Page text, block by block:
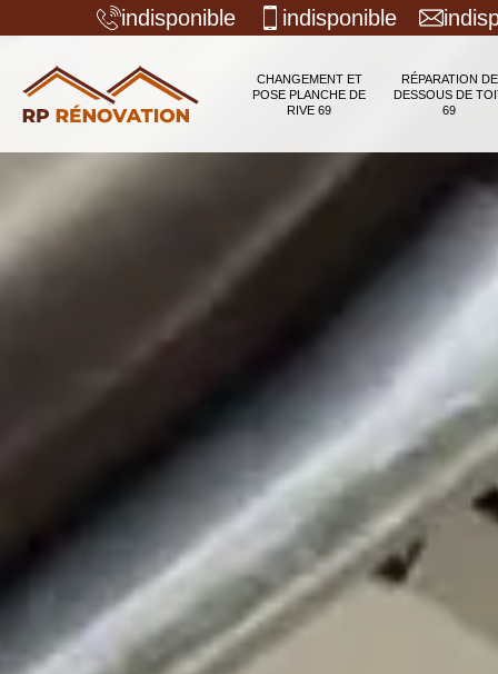
indisponible indisponible
CHANGEMENT ET
POSE PLANCHE DE
RIVE 69
RÉPARATION DE
DESSOUS DE
69